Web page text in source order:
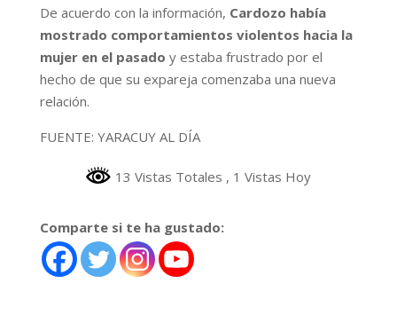
De acuerdo con la información, Cardozo había
mostrado comportamientos violentos hacia la
mujer en el pasado y estaba frustrado por el
hecho de que su expareja comenzaba una nueva
relación.
FUENTE: YARACUY AL DÍA
13 Vistas Totales , 1 Vistas Hoy
Comparte si te ha gustado: